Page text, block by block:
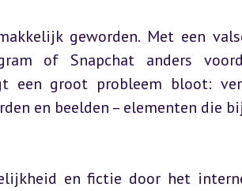
geworden. Met een
of Snapchat anders
een groot probleem bloot:
en beelden – elementen die
en fictie door het